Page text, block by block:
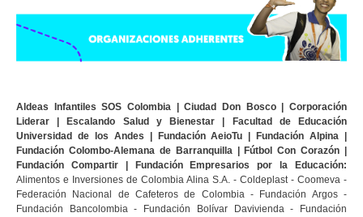
Aldeas Infantiles SOS Colombia | Ciudad Don Bosco | Corporación
Liderar | Escalando Salud y Bienestar | Facultad de Educación
Universidad de los Andes | Fundación AeioTu | Fundación Alpina |
Fundación Colombo-Alemana de Barranquilla | Fútbol Con Corazón |
Fundación Compartir | Fundación Empresarios por la Educación:
Alimentos e Inversiones de Colombia Alina S.A. - Coldeplast - Coomeva -
Federación Nacional de Cafeteros de Colombia - Fundación Argos -
Fundación Bancolombia - Fundación Bolívar Davivienda - Fundación